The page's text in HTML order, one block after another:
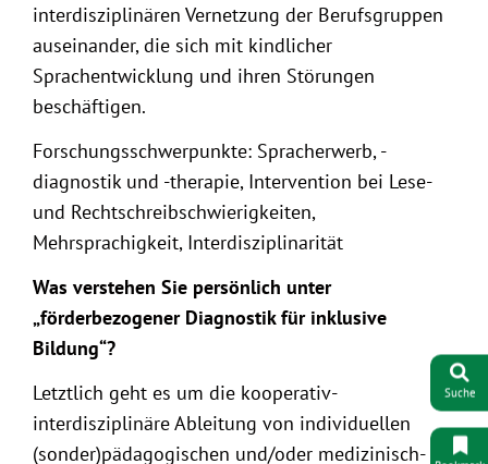
interdisziplinären Vernetzung der Berufsgruppen
auseinander, die sich mit kindlicher
Sprachentwicklung und ihren Störungen
beschäftigen.
Forschungsschwerpunkte: Spracherwerb, -
diagnostik und -therapie, Intervention bei Lese-
und Rechtschreibschwierigkeiten,
Mehrsprachigkeit, Interdisziplinarität
Was verstehen Sie persönlich unter
„förderbezogener Diagnostik für inklusive
Bildung“?
Letztlich geht es um die kooperativ-
interdisziplinäre Ableitung von individuellen
(sonder)pädagogischen und/oder medizinisch-
Suche